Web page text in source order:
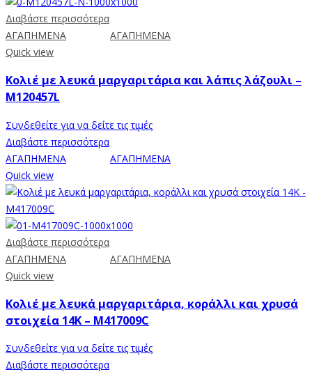
Διαβάστε περισσότερα
ΑΓΑΠΗΜΕΝΑ
ΑΓΑΠΗΜΕΝΑ
Quick view
Κολιέ με λευκά μαργαριτάρια και λάπις λάζουλι –
M120457L
Συνδεθείτε για να δείτε τις τιμές
Διαβάστε περισσότερα
ΑΓΑΠΗΜΕΝΑ
ΑΓΑΠΗΜΕΝΑ
Quick view
Διαβάστε περισσότερα
ΑΓΑΠΗΜΕΝΑ
ΑΓΑΠΗΜΕΝΑ
Quick view
Κολιέ με λευκά μαργαριτάρια, κοράλλι και χρυσά
στοιχεία 14K – M417009C
Συνδεθείτε για να δείτε τις τιμές
Διαβάστε περισσότερα